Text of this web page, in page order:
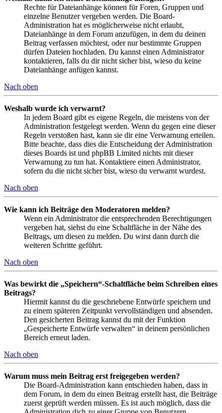
Rechte für Dateianhänge können für Foren, Gruppen und
einzelne Benutzer vergeben werden. Die Board-
Administration hat es möglicherweise nicht erlaubt,
Dateianhänge in dem Forum anzufügen, in dem du deinen
Beitrag verfassen möchtest, oder nur bestimmte Gruppen
dürfen Dateien hochladen. Du kannst einen Administrator
kontaktieren, falls du dir nicht sicher bist, wieso du keine
Dateianhänge anfügen kannst.
Nach oben
Weshalb wurde ich verwarnt?
In jedem Board gibt es eigene Regeln, die meistens von der
Administration festgelegt werden. Wenn du gegen eine dieser
Regeln verstoßen hast, kann sie dir eine Verwarnung erteilen.
Bitte beachte, dass dies die Entscheidung der Administration
dieses Boards ist und phpBB Limited nichts mit dieser
Verwarnung zu tun hat. Kontaktiere einen Administrator,
sofern du die nicht sicher bist, wieso du verwarnt wurdest.
Nach oben
Wie kann ich Beiträge den Moderatoren melden?
Wenn ein Administrator die entsprechenden Berechtigungen
vergeben hat, siehst du eine Schaltfläche in der Nähe des
Beitrags, um diesen zu melden. Du wirst dann durch die
weiteren Schritte geführt.
Nach oben
Was bewirkt die „Speichern“-Schaltfläche beim Schreiben eines
Beitrags?
Hiermit kannst du die geschriebene Entwürfe speichern und
zu einem späteren Zeitpunkt vervollständigen und absenden.
Den gesicherten Beitrag kannst du mit der Funktion
„Gespeicherte Entwürfe verwalten“ in deinem persönlichen
Bereich erneut laden.
Nach oben
Warum muss mein Beitrag erst freigegeben werden?
Die Board-Administration kann entschieden haben, dass in
dem Forum, in dem du einen Beitrag erstellt hast, die Beiträge
zuerst geprüft werden müssen. Es ist auch möglich, dass die